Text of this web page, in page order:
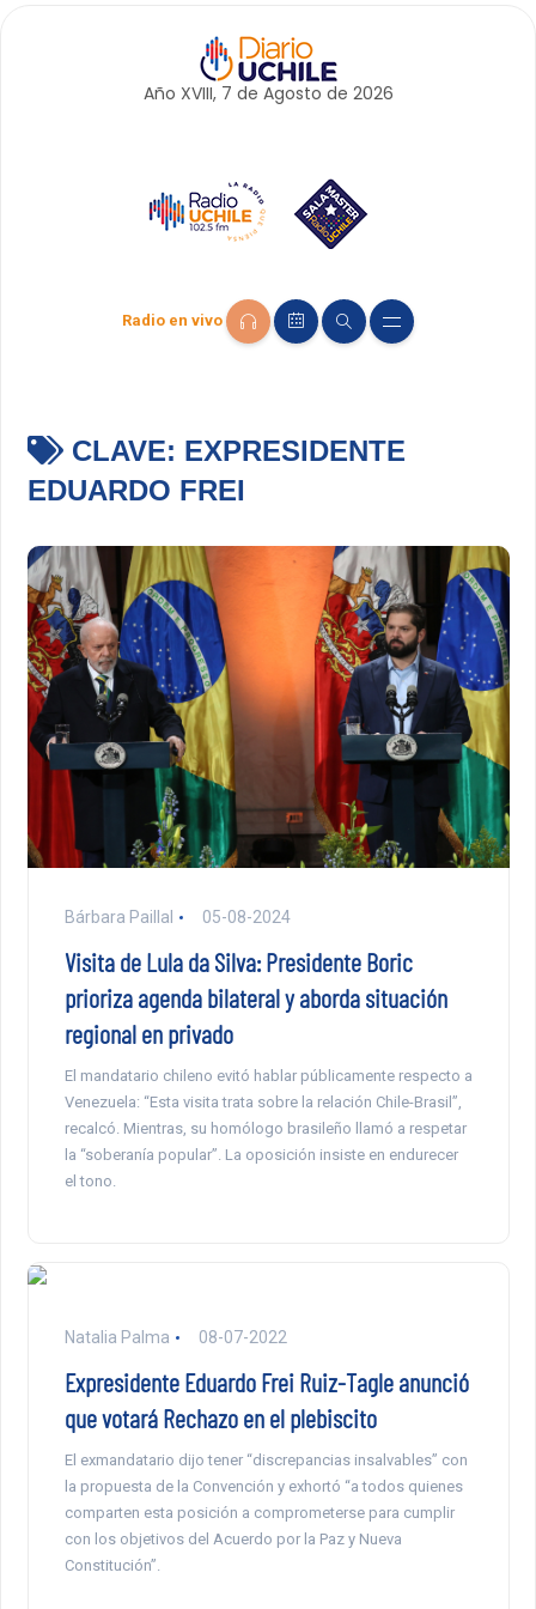
Año XVIII, 7 de Agosto de 2026
Radio en vivo
CLAVE: EXPRESIDENTE
EDUARDO FREI
Bárbara Paillal 05-08-2024
Visita de Lula da Silva: Presidente Boric
prioriza agenda bilateral y aborda situación
regional en privado
El mandatario chileno evitó hablar públicamente respecto a
Venezuela: “Esta visita trata sobre la relación Chile-Brasil”,
recalcó. Mientras, su homólogo brasileño llamó a respetar
la “soberanía popular”. La oposición insiste en endurecer
el tono.
Natalia Palma 08-07-2022
Expresidente Eduardo Frei Ruiz-Tagle anunció
que votará Rechazo en el plebiscito
El exmandatario dijo tener “discrepancias insalvables” con
la propuesta de la Convención y exhortó “a todos quienes
comparten esta posición a comprometerse para cumplir
con los objetivos del Acuerdo por la Paz y Nueva
Constitución”.